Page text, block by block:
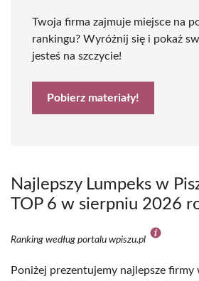
Twoja firma zajmuje miejsce na
rankingu? Wyróżnij się i pokaż
jesteś na szczycie!
Pobierz materiały!
Najlepszy Lumpeks w
TOP 6 w sierpniu 2026
Ranking według portalu wpiszu.pl
Poniżej prezentujemy najlepsze firmy